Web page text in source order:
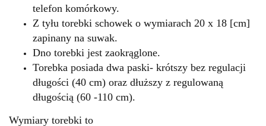
telefon komórkowy.
Z tyłu torebki schowek o wymiarach 20 x 18 [cm]
zapinany na suwak.
Dno torebki jest zaokrąglone.
Torebka posiada dwa paski- krótszy bez regulacji
długości (40 cm) oraz dłuższy z regulowaną
długością (60 -110 cm).
Wymiary torebki to